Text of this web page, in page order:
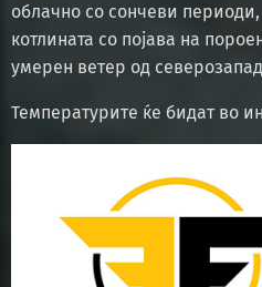
облачно со сончеви
котлината со појава на
умерен ветер од
Температурите ќе бидат во